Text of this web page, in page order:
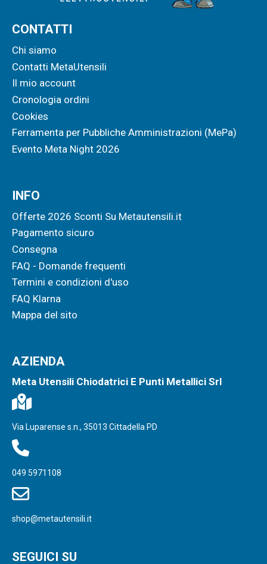
CONTATTI
Chi siamo
Contatti MetaUtensili
Il mio account
Cronologia ordini
Cookies
Ferramenta per Pubbliche Amministrazioni (MePa)
Evento Meta Night 2026
INFO
Offerte 2026 Sconti Su Metautensili.it
Pagamento sicuro
Consegna
FAQ - Domande frequenti
Termini e condizioni d'uso
FAQ Klarna
Mappa del sito
AZIENDA
Meta Utensili Chiodatrici E Punti Metallici Srl
Via Luparense s.n., 35013 Cittadella PD
049 5971108
shop@metautensili.it
SEGUICI SU